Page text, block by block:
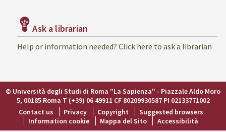
Ask a librarian
Help or information needed? Click here to ask a librarian
© Università degli Studi di Roma "La Sapienza" - Piazzale Aldo Moro
5, 00185 Roma T (+39) 06 49911 CF 80209930587 PI 02133771002
Contact us
Privacy Copyright
Suggested browsers
Information cookie
Mappa del Sito Accessibilità